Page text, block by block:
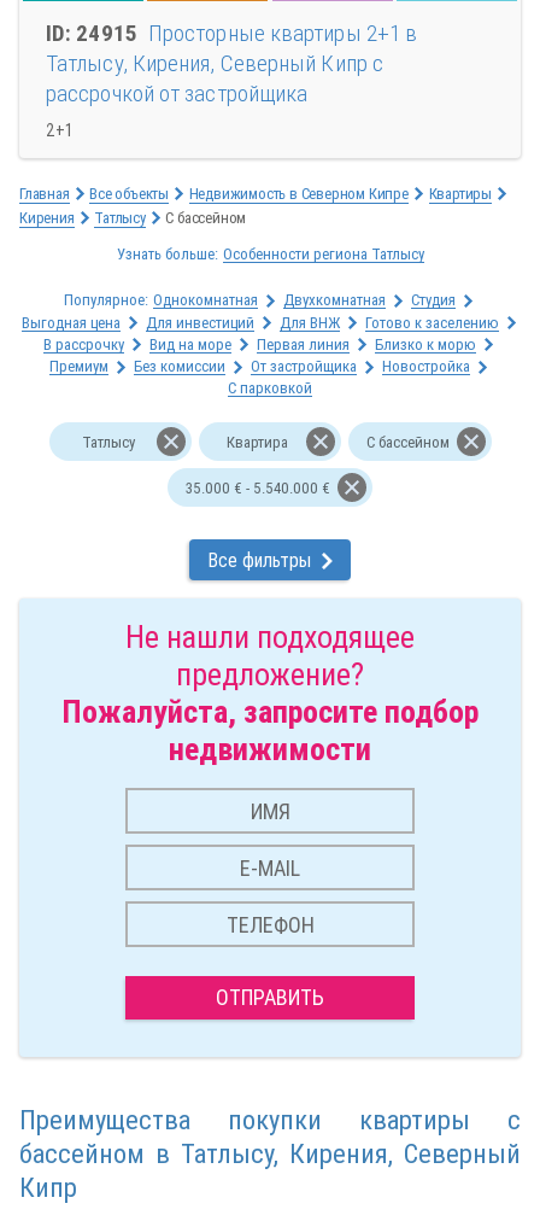
ID: 24915 Просторные квартиры 2+1 в
Татлысу, Кирения, Северный Кипр с
рассрочкой от застройщика
2+1
Главная Все объекты Недвижимость в Северном Кипре
Квартиры
Кирения
Татлысу С бассейном
Узнать больше: Особенности региона Татлысу
Популярное: Однокомнатная Двухкомнатная
Студия
Выгодная цена
Для инвестиций Для ВНЖ
Готово к заселению
В рассрочку
Вид на море Первая линия
Близко к морю
Премиум
Без комиссии От застройщика
Новостройка
С парковкой
Татлысу Квартира С бассейном
35.000 € - 5.540.000 €
Все фильтры
Не нашли подходящее
предложение?
Пожалуйста, запросите подбор
недвижимости
ОТПРАВИТЬ
Преимущества покупки квартиры с
бассейном в Татлысу, Кирения, Северный
Кипр